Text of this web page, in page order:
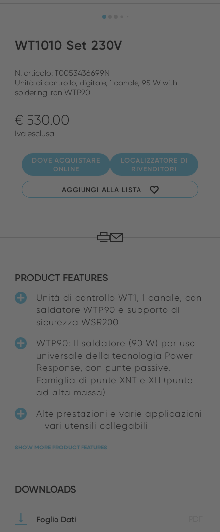
WT1010 Set 230V
N. articolo: T0053436699N
Unità di controllo, digitale, 1 canale, 95 W with
soldering iron WTP90
€ 530.00
Iva esclusa.
DOVE ACQUISTARE
ONLINE
LOCALIZZATORE DI
RIVENDITORI
AGGIUNGI ALLA LISTA
PRODUCT FEATURES
Unità di controllo WT1, 1 canale, con
saldatore WTP90 e supporto di
sicurezza WSR200
WTP90: Il saldatore (90 W) per uso
universale della tecnologia Power
Response, con punte passive.
Famiglia di punte XNT e XH (punte
ad alta massa)
Alte prestazioni e varie applicazioni
- vari utensili collegabili
SHOW MORE PRODUCT FEATURES
DOWNLOADS
Foglio Dati